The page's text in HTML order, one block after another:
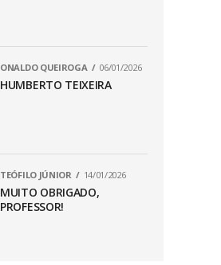
ONALDO QUEIROGA 06/01/2026
HUMBERTO TEIXEIRA
TEÓFILO JÚNIOR 14/01/2026
MUITO OBRIGADO,
PROFESSOR!